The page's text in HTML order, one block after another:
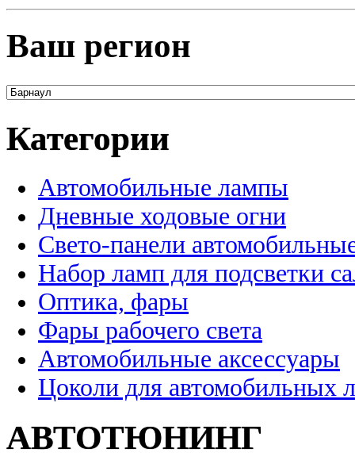
Ваш регион
Категории
Автомобильные лампы
Дневные ходовые огни
Свето-панели
Набор ламп для подсветки
Оптика, фары
Фары рабочего света
Автомобильные аксессуары
Цоколи для автомобильных
АВТОТЮНИНГ